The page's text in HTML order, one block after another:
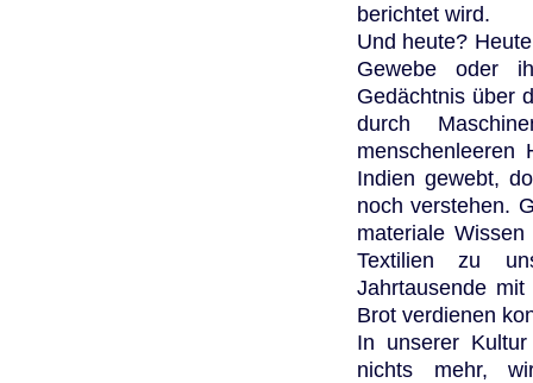
berichtet wird.
Und heute?
Gewebe oder
Gedächtnis über
durch
menschenleeren
Indien gewebt,
noch verstehen.
materiale
Textilien zu
Jahrtausende
Brot verdienen
In unserer
nichts mehr,